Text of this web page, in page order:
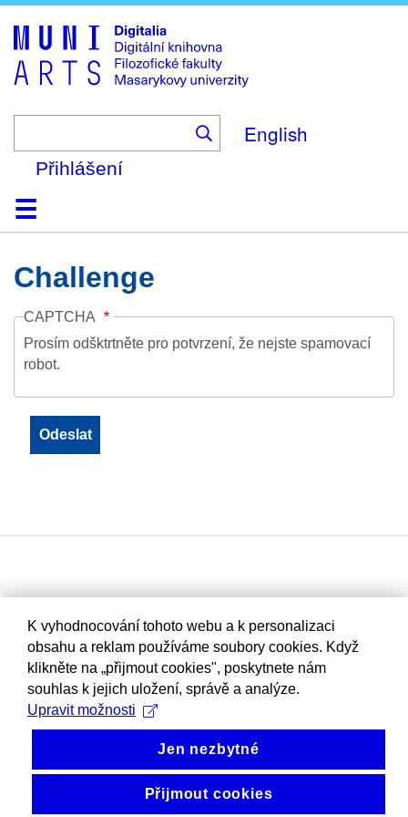
to
main
content
English
Přihlášení
DomůKolekce
Prohlížení
Vyhledávání
O platformě
Nápověda
KontaktDigitalia
Challenge
CAPTCHA
Prosím odšktrtněte pro potvrzení, že nejste spamovací
robot.
K vyhodnocování tohoto webu a k personalizaci
obsahu a reklam používáme soubory cookies. Když
klikněte na „přijmout cookies", poskytnete nám
souhlas k jejich uložení, správě a analýze.
Upravit možnosti
Jen nezbytné
Přijmout cookies